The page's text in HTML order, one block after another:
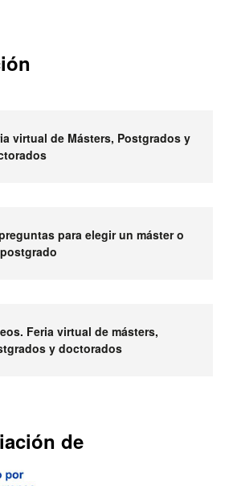
virtual de Másters, Postgrados y
para elegir un máster o
Feria virtual de másters,
y doctorados
de